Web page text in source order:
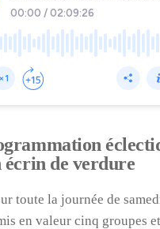
écrin de verdure
toute la journée de
en valeur cinq groupes et